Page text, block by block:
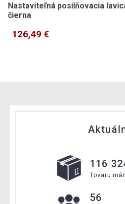
Nastaviteľná posilňovacia
čierna
126,49 €
116
Tovaru
56